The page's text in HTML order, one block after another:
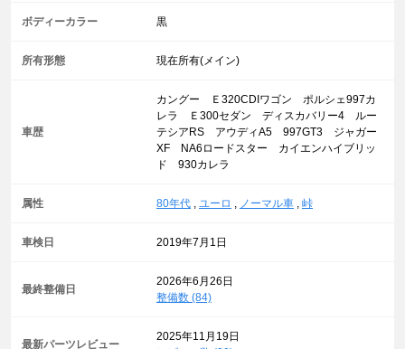
ボディーカラー 黒
所有形態 現在所有(メイン)
車歴
カングー Ｅ320CDIワゴン ポルシェ997カ
レラ Ｅ300セダン ディスカバリー4 ルー
テシアRS アウディA5 997GT3 ジャガー
XF NA6ロードスター カイエンハイブリッ
ド 930カレラ
属性 80年代 , ユーロ , ノーマル車 , 峠
車検日 2019年7月1日
最終整備日
2026年6月26日
整備数 (84)
最新パーツレビュー
2025年11月19日